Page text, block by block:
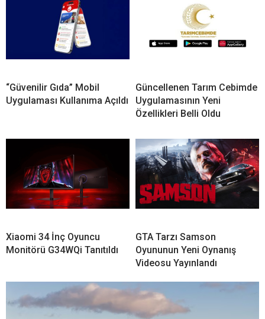
“Güvenilir Gıda” Mobil
Uygulaması Kullanıma Açıldı
Güncellenen Tarım Cebimde
Uygulamasının Yeni
Özellikleri Belli Oldu
Xiaomi 34 İnç Oyuncu
Monitörü G34WQi Tanıtıldı
GTA Tarzı Samson
Oyununun Yeni Oynanış
Videosu Yayınlandı